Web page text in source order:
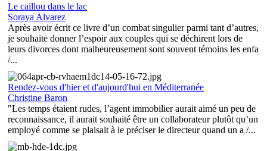
Le caillou dans le lac
Soraya Alvarez
Après avoir écrit ce livre d’un combat singulier parmi tant d’autres,
je souhaite donner l’espoir aux couples qui se déchirent lors de
leurs divorces dont malheureusement sont souvent témoins les enfa
/...
Rendez-vous d'hier et d'aujourd'hui en Méditerranée
Christine Baron
"Les temps étaient rudes, l’agent immobilier aurait aimé un peu de
reconnaissance, il aurait souhaité être un collaborateur plutôt qu’un
employé comme se plaisait à le préciser le directeur quand un a /...